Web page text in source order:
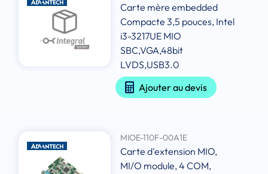
Carte mère embedded
Compacte 3,5 pouces, Intel
i3-3217UE MIO
SBC,VGA,48bit
LVDS,USB3.0
Ajouter au devis
MIOE-110F-00A1E
Carte d'extension MIO,
MI/O module, 4 COM,